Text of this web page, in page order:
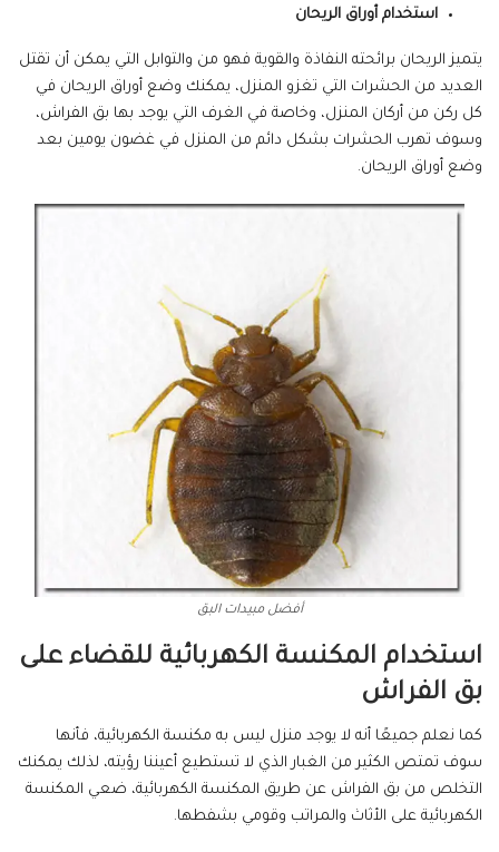
استخدام أوراق الريحان
يتميز الريحان برائحته النفاذة والقوية فهو من والتوابل التي يمكن أن تقتل
العديد من الحشرات التي تغزو المنزل، يمكنك وضع أوراق الريحان في
كل ركن من أركان المنزل، وخاصة في الغرف التي يوجد بها بق الفراش،
وسوف تهرب الحشرات بشكل دائم من المنزل في غضون يومين بعد
وضع أوراق الريحان.
أفضل مبيدات البق
استخدام المكنسة الكهربائية للقضاء على
بق الفراش
كما نعلم جميعًا أنه لا يوجد منزل ليس به مكنسة الكهربائية، فأنها
سوف تمتص الكثير من الغبار الذي لا تستطيع أعيننا رؤيته، لذلك يمكنك
التخلص من بق الفراش عن طريق المكنسة الكهربائية، ضعي المكنسة
الكهربائية على الأثاث والمراتب وقومي بشفطها.